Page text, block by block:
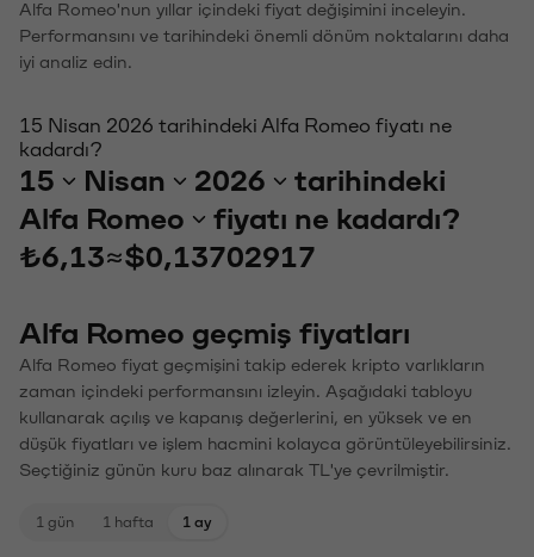
Alfa Romeo'nun yıllar içindeki fiyat değişimini inceleyin.
Performansını ve tarihindeki önemli dönüm noktalarını daha
iyi analiz edin.
15 Nisan 2026 tarihindeki Alfa Romeo fiyatı ne
kadardı?
15 Nisan 2026
tarihindeki
Alfa Romeo
fiyatı ne kadardı?
₺6,13≈$0,13702917
Alfa Romeo geçmiş fiyatları
Alfa Romeo fiyat geçmişini takip ederek kripto varlıkların
zaman içindeki performansını izleyin. Aşağıdaki tabloyu
kullanarak açılış ve kapanış değerlerini, en yüksek ve en
düşük fiyatları ve işlem hacmini kolayca görüntüleyebilirsiniz.
Seçtiğiniz günün kuru baz alınarak TL'ye çevrilmiştir.
1 gün 1 hafta 1 ay